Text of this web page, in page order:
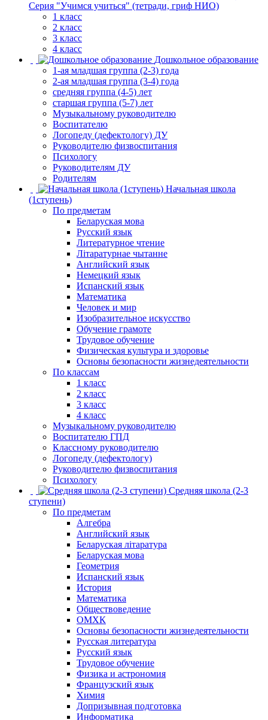
Серия "Учимся учиться" (тетради, гриф НИО)
1 класс
2 класс
3 класс
4 класс
Дошкольное образование
1-ая младшая группа (2-3) года
2-ая младшая группа (3-4) года
средняя группа (4-5) лет
старшая группа (5-7) лет
Музыкальному руководителю
Воспитателю
Логопеду (дефектологу) ДУ
Руководителю физвоспитания
Психологу
Руководителям ДУ
Родителям
Начальная школа
(1ступень)
По предметам
Беларуская мова
Русский язык
Литературное чтение
Літаратурнае чытанне
Английский язык
Немецкий язык
Испанский язык
Математика
Человек и мир
Изобразительное искусство
Обучение грамоте
Трудовое обучение
Физическая культура и здоровье
Основы безопасности жизнедеятельности
По классам
1 класс
2 класс
3 класс
4 класс
Музыкальному руководителю
Воспитателю ГПД
Классному руководителю
Логопеду (дефектологу)
Руководителю физвоспитания
Психологу
Средняя школа (2-3
ступени)
По предметам
Алгебра
Английский язык
Беларуская літаратура
Беларуская мова
Геометрия
Испанский язык
История
Математика
Обществоведение
ОМХК
Основы безопасности жизнедеятельности
Русская литература
Русский язык
Трудовое обучение
Физика и астрономия
Французский язык
Химия
Допризывная подготовка
Информатика